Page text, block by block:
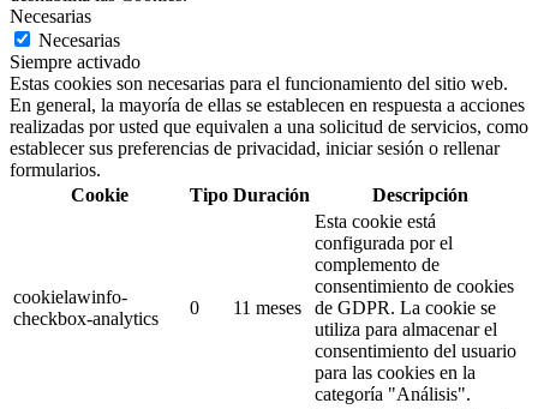
Necesarias
Necesarias
Siempre activado
Estas cookies son necesarias para el funcionamiento del sitio web.
En general, la mayoría de ellas se establecen en respuesta a acciones
realizadas por usted que equivalen a una solicitud de servicios, como
establecer sus preferencias de privacidad, iniciar sesión o rellenar
formularios.
Cookie
Tipo Duración Descripción
cookielawinfo-
checkbox-analytics
0 11 meses
Esta cookie está
configurada por el
complemento de
consentimiento de cookies
de GDPR. La cookie se
utiliza para almacenar el
consentimiento del usuario
para las cookies en la
categoría "Análisis".